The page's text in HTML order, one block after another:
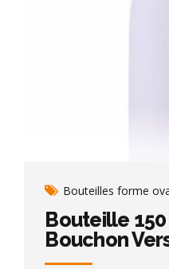
Bouteilles forme
Bouteille 150
Bouchon